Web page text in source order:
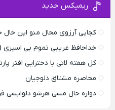
ریمیکس جدید
کجایی آرزوی محال منو این
خداحافظ غریبی تموم بی
کل هفته لاتی با دخترایی افتر
محاصره مشتاق دلوجیان
دواره حال مسی هرشو دلواپسی